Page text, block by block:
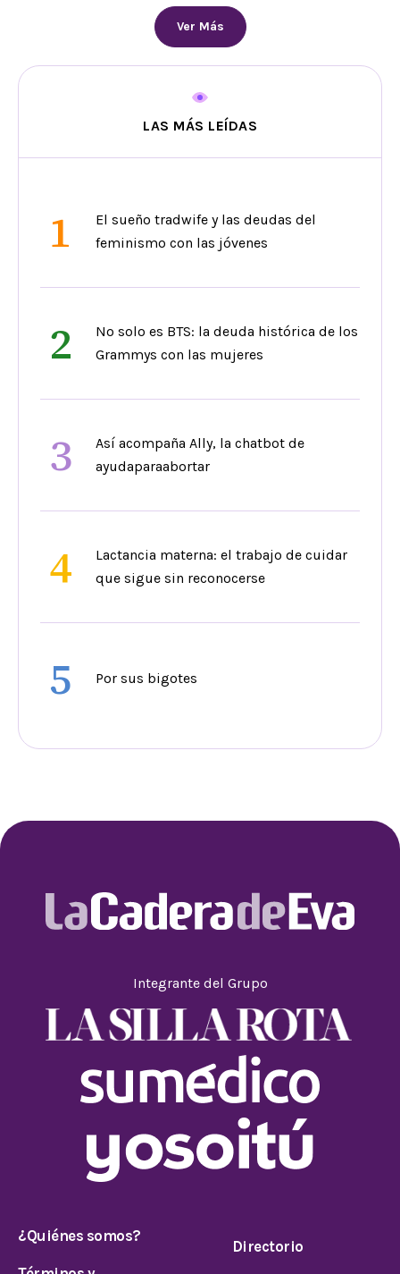
Ver Más
LAS MÁS LEÍDAS
1
El sueño tradwife y las deudas del
feminismo con las jóvenes
2
No solo es BTS: la deuda histórica de los
Grammys con las mujeres
3
Así acompaña Ally, la chatbot de
ayudaparaabortar
4
Lactancia materna: el trabajo de cuidar
que sigue sin reconocerse
5 Por sus bigotes
Integrante del Grupo
¿Quiénes somos?
Directorio